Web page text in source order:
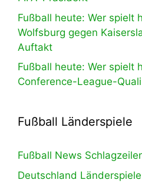
Fußball heute: Wer spielt
Wolfsburg gegen
Auftakt
Fußball heute: Wer spielt
Conference-League-
Fußball Länderspiele
Fußball News
Deutschland